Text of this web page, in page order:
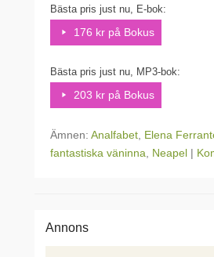
Bästa pris just nu, E-bok:
176 kr på Bokus
Bästa pris just nu, MP3-bok:
203 kr på Bokus
Ämnen: Analfabet Elena
fantastiska väninna
Neapel |
Annons